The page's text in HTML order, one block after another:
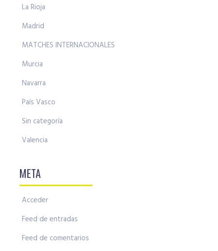
La Rioja
Madrid
MATCHES INTERNACIONALES
Murcia
Navarra
País Vasco
Sin categoría
Valencia
META
Acceder
Feed de entradas
Feed de comentarios